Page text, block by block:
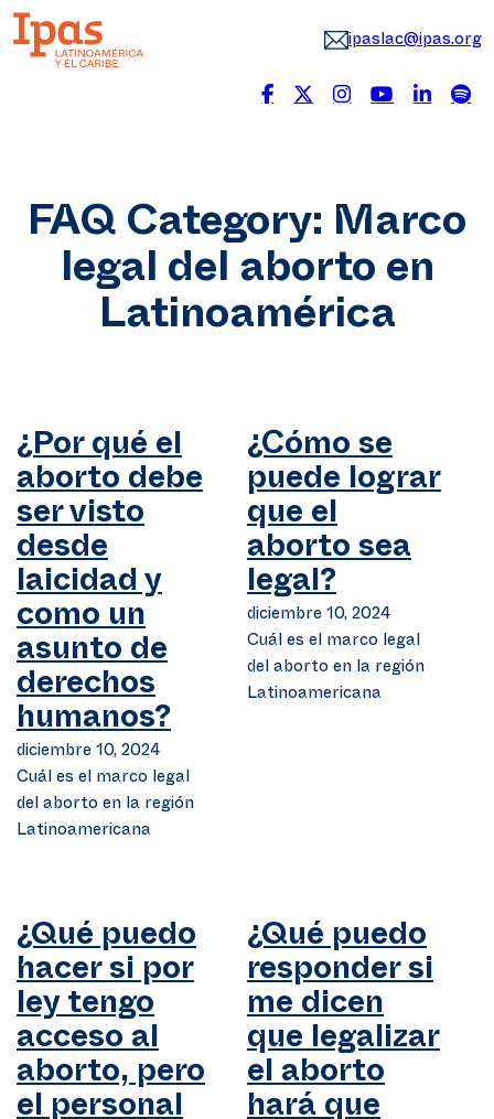
ipaslac@ipas.org
FAQ Category: Marco
legal del aborto en
Latinoamérica
¿Por qué el
aborto debe
ser visto
desde
laicidad y
como un
asunto de
derechos
humanos?
diciembre 10, 2024
Cuál es el marco legal
del aborto en la región
Latinoamericana
¿Cómo se
puede lograr
que el
aborto sea
legal?
diciembre 10, 2024
Cuál es el marco legal
del aborto en la región
Latinoamericana
¿Qué puedo
hacer si por
ley tengo
acceso al
aborto, pero
el personal
¿Qué puedo
responder si
me dicen
que legalizar
el aborto
hará que